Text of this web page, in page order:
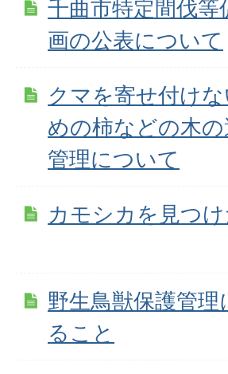
千曲市特定間伐等
画の公表について
クマを寄せ付けな
めの柿などの木の
管理について
カモシカを見つけ
野生鳥獣保護管理
ること